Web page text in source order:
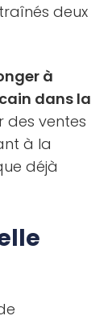
deux
à
dans la
des ventes
à la
déjà